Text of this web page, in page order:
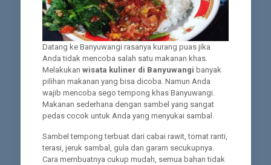
Datang ke Banyuwangi rasanya kurang puas jika
Anda tidak mencoba salah satu makanan khas.
Melakukan wisata kuliner di Banyuwangi banyak
pilihan makanan yang bisa dicoba. Namun Anda
wajib mencoba sego tempong khas Banyuwangi.
Makanan sederhana dengan sambel yang sangat
pedas cocok untuk Anda yang menyukai sambal.
Sambel tempong terbuat dari cabai rawit, tomat ranti,
terasi, jeruk sambal, gula dan garam secukupnya.
Cara membuatnya cukup mudah, semua bahan tidak